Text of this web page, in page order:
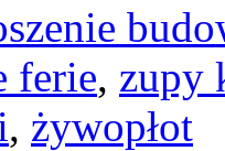
ferie, zupy
, żywopłot